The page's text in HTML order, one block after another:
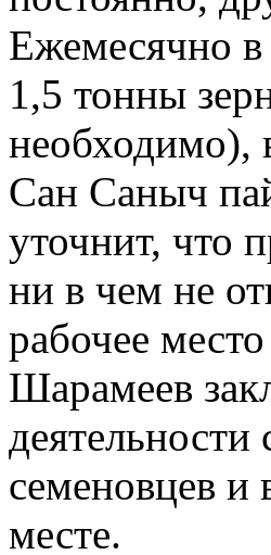
Ежемесячно в
1,5 тонны
необходимо),
Сан Саныч
уточнит, что
ни в чем не
рабочее
Шарамеев
семеновцев и
месте.